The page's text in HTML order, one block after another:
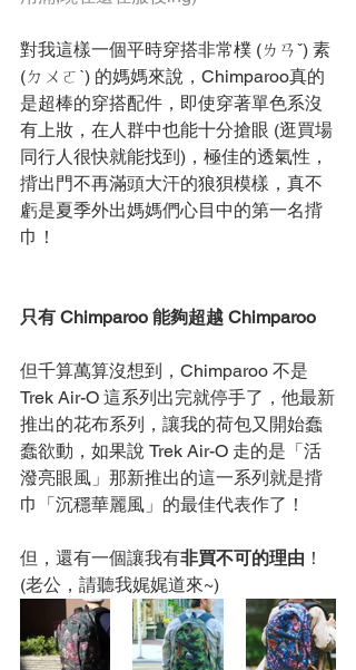
對我這樣一個平時穿搭非常樸 (ㄌㄢˇ) 素
(ㄉㄨㄛˋ) 的媽媽來說，Chimparoo真的
是超棒的穿搭配件，即使穿著單色系沒
有上妝，在人群中也能十分搶眼 (逛買場
同行人很快就能找到)，極佳的透氣性，
揹出門不再滿頭大汗的狼狽模樣，真不
虧是夏季外出媽媽們心目中的第一名揹
巾！
只有 Chimparoo 能夠超越 Chimparoo
但千算萬算沒想到，Chimparoo 不是
Trek Air-O 這系列出完就停手了，他最新
推出的花布系列，讓我的荷包又開始蠢
蠢欲動，如果說 Trek Air-O 走的是「活
潑亮眼風」那新推出的這一系列就是揹
巾「沉穩華麗風」的最佳代表作了！
但，還有一個讓我有非買不可的理由 ！
(老公，請聽我娓娓道來~)